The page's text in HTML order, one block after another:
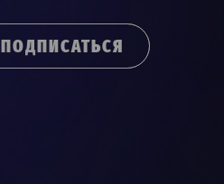
ПОДПИСАТЬСЯ